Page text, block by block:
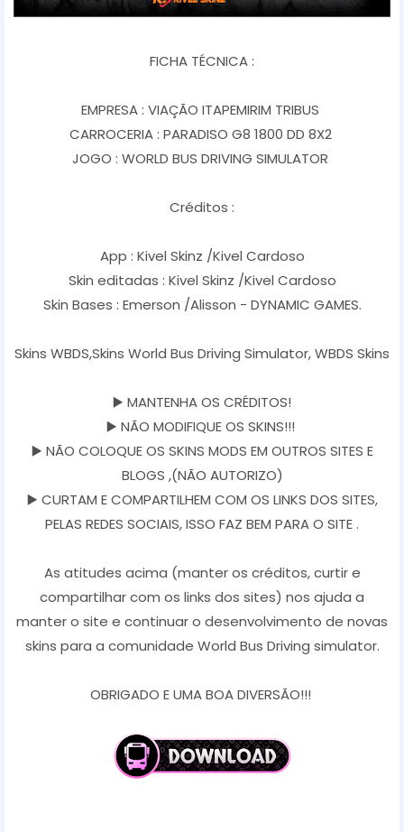
FICHA TÉCNICA :
EMPRESA : VIAÇÃO ITAPEMIRIM TRIBUS
CARROCERIA : PARADISO G8 1800 DD 8X2
JOGO : WORLD BUS DRIVING SIMULATOR
Créditos :
App : Kivel Skinz /Kivel Cardoso
Skin editadas : Kivel Skinz /Kivel Cardoso
Skin Bases : Emerson /Alisson - DYNAMIC GAMES.
Skins WBDS,Skins World Bus Driving Simulator, WBDS Skins
▶️ MANTENHA OS CRÉDITOS!
▶️ NÃO MODIFIQUE OS SKINS!!!
▶️ NÃO COLOQUE OS SKINS MODS EM OUTROS SITES E
BLOGS ,(NÃO AUTORIZO)
▶️ CURTAM E COMPARTILHEM COM OS LINKS DOS SITES,
PELAS REDES SOCIAIS, ISSO FAZ BEM PARA O SITE .
As atitudes acima (manter os créditos, curtir e
compartilhar com os links dos sites) nos ajuda a
manter o site e continuar o desenvolvimento de novas
skins para a comunidade World Bus Driving simulator.
OBRIGADO E UMA BOA DIVERSÃO!!!